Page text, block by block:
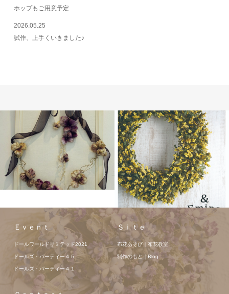
ホップもご用意予定
2026.05.25
試作、上手くいきました♪
Ｅｖｅｎｔ
ドールワールドリミテッド2021
ドールズ・パーティー４５
ドールズ・パーティー４１
Ｓｉｔｅ
布花あそび｜布花教室
制作のもと｜Blog